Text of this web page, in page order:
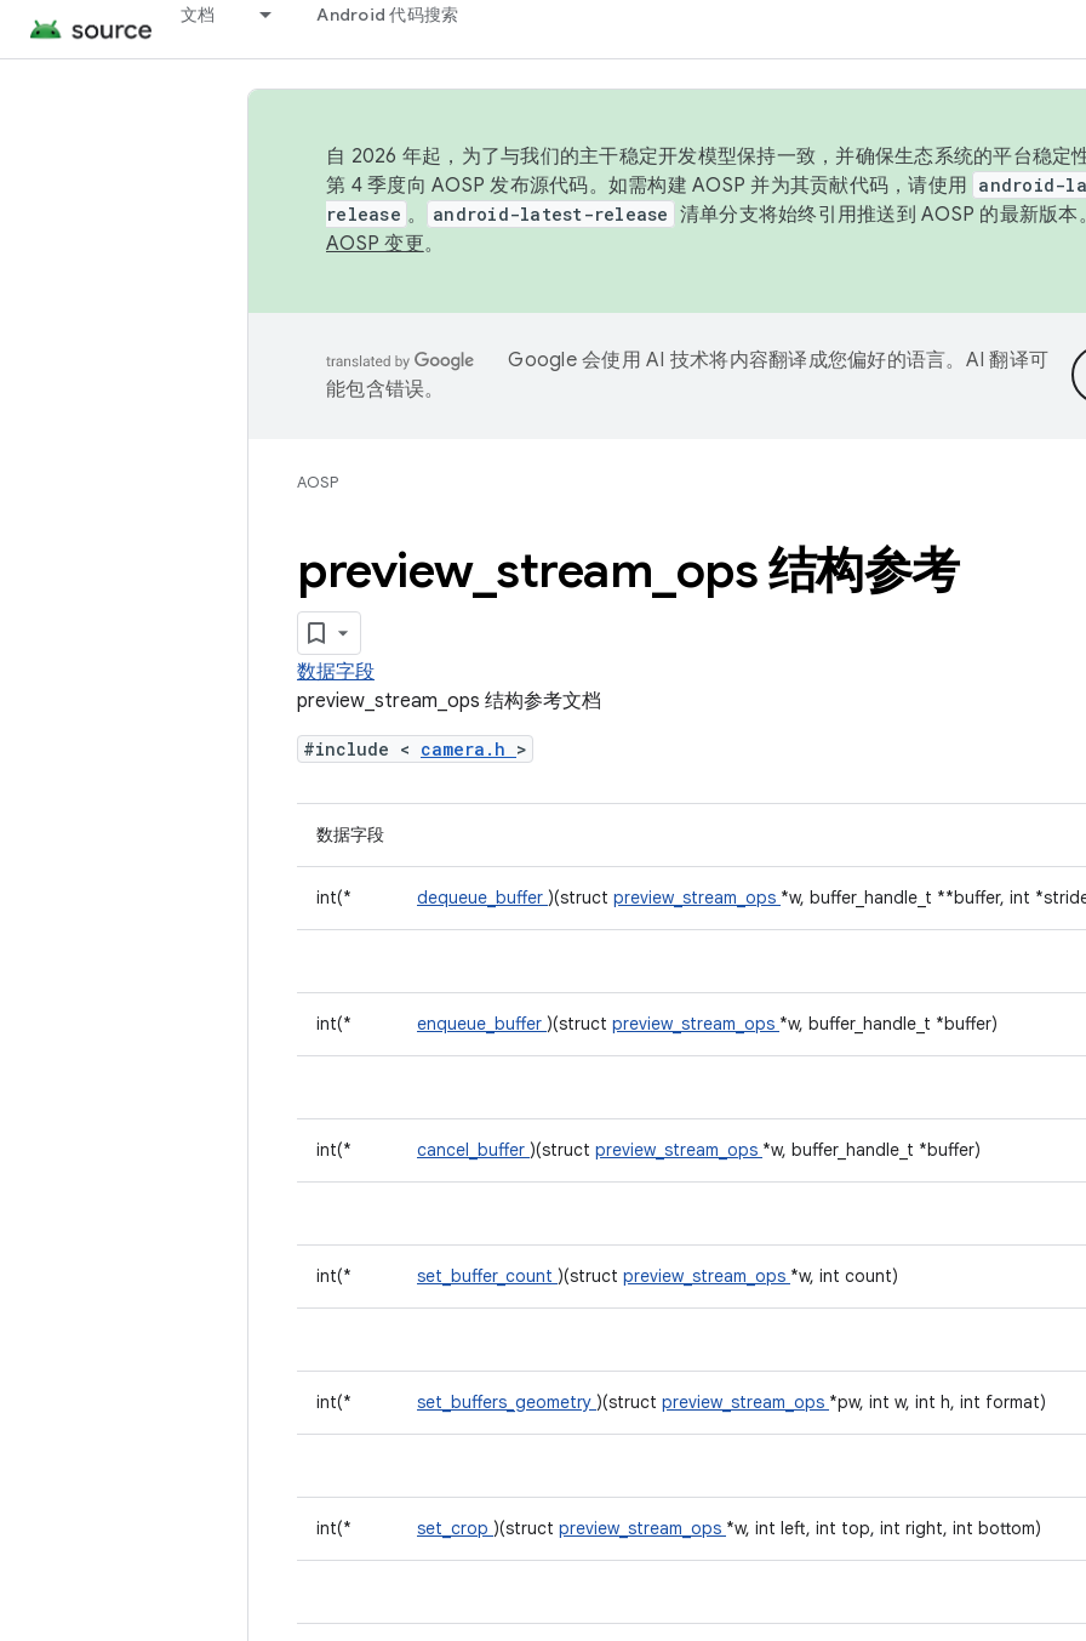
文档 Android 代码搜索
自 2026 年起，为了与我们的主干稳定开发模型保持一致，并确保生态系统的平台稳定
第 4 季度向 AOSP 发布源代码。如需构建 AOSP 并为其贡献代码，请使用 android-
release 。 android-latest-release 清单分支将始终引用推送到 AOSP 的最新版
AOSP 变更。
Google 会使用 AI 技术将内容翻译成您偏好的语言。AI 翻译可
能包含错误。
AOSP
preview_ stream ops 结构参考
数据字段
preview_stream_ops 结构参考文档
#include < camera.h >
数据字段
int(* dequeue_buffer )(struct preview_stream_ops *w, buffer_handle_t **buffer, int
int(* enqueue_buffer )(struct preview_stream_ops *w, buffer_handle_t *buffer)
int(* cancel_buffer )(struct preview_stream_ops *w, buffer_handle_t *buffer)
int(* set_buffer_count )(struct preview_stream_ops *w, int count)
int(* set_buffers_geometry )(struct preview_stream_ops *pw, int w, int h, int format)
int(* set_crop )(struct preview_stream_ops *w, int left, int top, int right, int bottom)